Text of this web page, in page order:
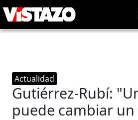
Actualidad
Gutiérrez-Rubí:
puede cambiar